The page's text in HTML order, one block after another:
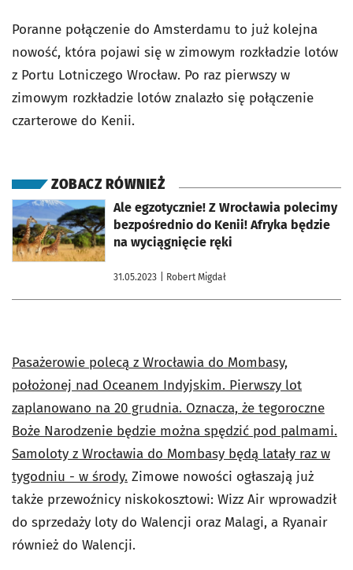
Poranne połączenie do Amsterdamu to już kolejna
nowość, która pojawi się w zimowym rozkładzie lotów
z Portu Lotniczego Wrocław. Po raz pierwszy w
zimowym rozkładzie lotów znalazło się połączenie
czarterowe do Kenii.
ZOBACZ RÓWNIEŻ
Ale egzotycznie! Z Wrocławia polecimy
bezpośrednio do Kenii! Afryka będzie
na wyciągnięcie ręki
31.05.2023 | Robert Migdał
otworzy się w nowej karcie
Pasażerowie polecą z Wrocławia do Mombasy,
położonej nad Oceanem Indyjskim. Pierwszy lot
zaplanowano na 20 grudnia. Oznacza, że tegoroczne
Boże Narodzenie będzie można spędzić pod palmami.
Samoloty z Wrocławia do Mombasy będą latały raz w
tygodniu - w środy. Zimowe nowości ogłaszają już
także przewoźnicy niskokosztowi: Wizz Air wprowadził
do sprzedaży loty do Walencji oraz Malagi, a Ryanair
również do Walencji.